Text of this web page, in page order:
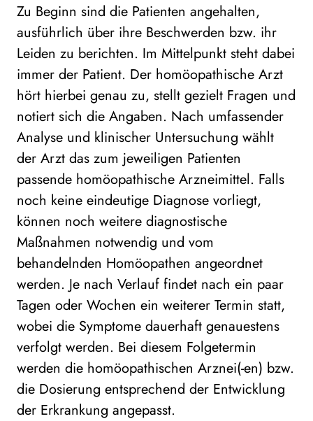
Zu Beginn sind die Patienten angehalten,
ausführlich über ihre Beschwerden bzw. ihr
Leiden zu berichten. Im Mittelpunkt steht dabei
immer der Patient. Der homöopathische Arzt
hört hierbei genau zu, stellt gezielt Fragen und
notiert sich die Angaben. Nach umfassender
Analyse und klinischer Untersuchung wählt
der Arzt das zum jeweiligen Patienten
passende homöopathische Arzneimittel. Falls
noch keine eindeutige Diagnose vorliegt,
können noch weitere diagnostische
Maßnahmen notwendig und vom
behandelnden Homöopathen angeordnet
werden. Je nach Verlauf findet nach ein paar
Tagen oder Wochen ein weiterer Termin statt,
wobei die Symptome dauerhaft genauestens
verfolgt werden. Bei diesem Folgetermin
werden die homöopathischen Arznei(-en) bzw.
die Dosierung entsprechend der Entwicklung
der Erkrankung angepasst.